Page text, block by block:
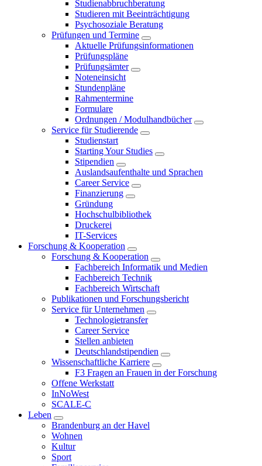
Studienabbruchberatung
Studieren mit Beeinträchtigung
Psychosoziale Beratung
Prüfungen und Termine
Aktuelle Prüfungsinformationen
Prüfungspläne
Prüfungsämter
Noteneinsicht
Stundenpläne
Rahmentermine
Formulare
Ordnungen / Modulhandbücher
Service für Studierende
Studienstart
Starting Your Studies
Stipendien
Auslandsaufenthalte und Sprachen
Career Service
Finanzierung
Gründung
Hochschulbibliothek
Druckerei
IT-Services
Forschung & Kooperation
Forschung & Kooperation
Fachbereich Informatik und Medien
Fachbereich Technik
Fachbereich Wirtschaft
Publikationen und Forschungsbericht
Service für Unternehmen
Technologietransfer
Career Service
Stellen anbieten
Deutschlandstipendien
Wissenschaftliche Karriere
F3 Fragen an Frauen in der Forschung
Offene Werkstatt
InNoWest
SCALE-C
Leben
Brandenburg an der Havel
Wohnen
Kultur
Sport